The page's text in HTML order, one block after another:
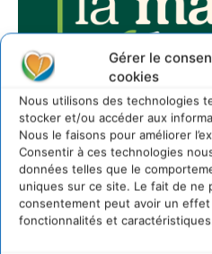
Gérer le
cookies
Nous utilisons des technologies
stocker et/ou accéder aux
Nous le faisons pour améliorer
Consentir à ces technologies
données telles que le
uniques sur ce site. Le fait de ne
consentement peut avoir un
fonctionnalités et caractéristiques.